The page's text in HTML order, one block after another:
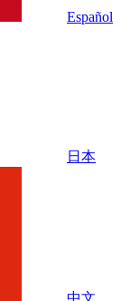
Español
日本
中文